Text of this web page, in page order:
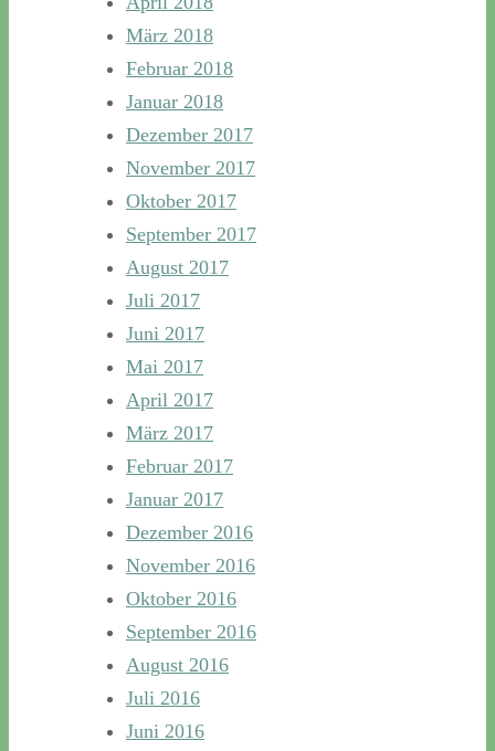
März 2018
Februar 2018
Januar 2018
Dezember 2017
November 2017
Oktober 2017
September 2017
August 2017
Juli 2017
Juni 2017
Mai 2017
April 2017
März 2017
Februar 2017
Januar 2017
Dezember 2016
November 2016
Oktober 2016
September 2016
August 2016
Juli 2016
Juni 2016